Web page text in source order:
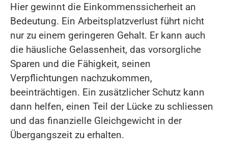
Hier gewinnt die Einkommenssicherheit an
Bedeutung. Ein Arbeitsplatzverlust führt nicht
nur zu einem geringeren Gehalt. Er kann auch
die häusliche Gelassenheit, das vorsorgliche
Sparen und die Fähigkeit, seinen
Verpflichtungen nachzukommen,
beeinträchtigen. Ein zusätzlicher Schutz kann
dann helfen, einen Teil der Lücke zu schliessen
und das finanzielle Gleichgewicht in der
Übergangszeit zu erhalten.